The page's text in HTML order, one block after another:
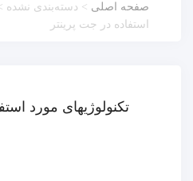
صفحه اصلی > دسته‌بندی نشده
استفاده در جت پرینتر
تکنولوژیهای مورد